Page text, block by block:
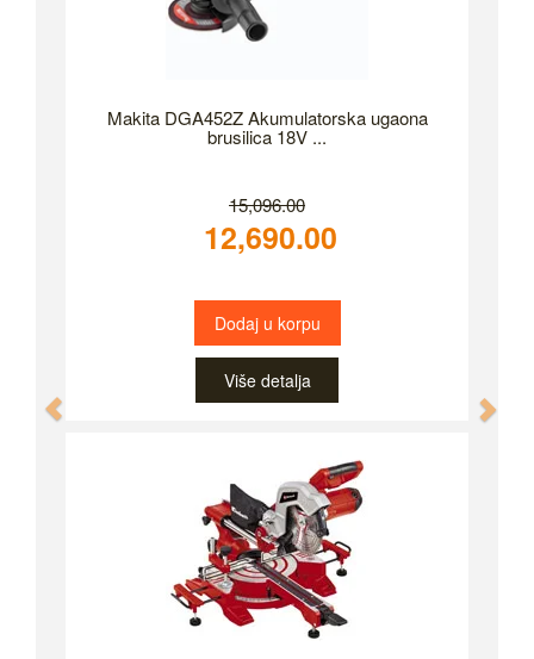
Makita DGA452Z Akumulatorska ugaona
brusilica 18V ...
15,096.00
12,690.00
Dodaj u korpu
Više detalja